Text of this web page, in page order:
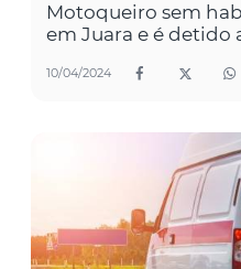
Motoqueiro sem
em Juara e é detido
10/04/2024